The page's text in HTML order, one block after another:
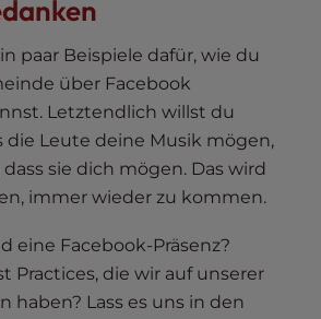
paar Beispiele dafür, wie du
über Facebook
Letztendlich willst du
die Leute deine Musik mögen,
sie dich mögen. Das wird
immer wieder zu kommen.
eine Facebook-Präsenz?
Practices, die wir auf unserer
haben? Lass es uns in den